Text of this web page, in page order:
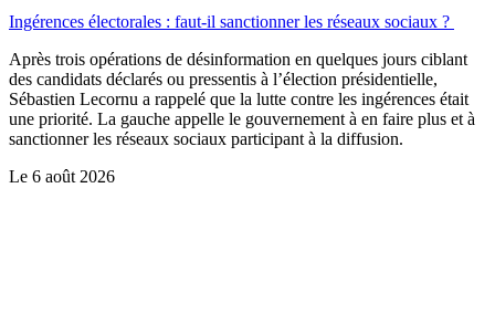
Ingérences électorales : faut-il sanctionner les réseaux sociaux ?
Après trois opérations de désinformation en quelques jours ciblant
des candidats déclarés ou pressentis à l’élection présidentielle,
Sébastien Lecornu a rappelé que la lutte contre les ingérences était
une priorité. La gauche appelle le gouvernement à en faire plus et à
sanctionner les réseaux sociaux participant à la diffusion.
Le 6 août 2026